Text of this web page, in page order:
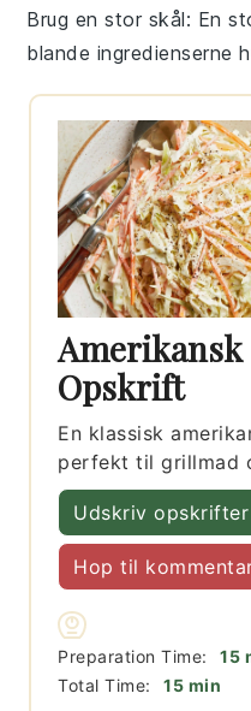
Brug en stor skål: En
blande ingredienserne
Amerikansk
Opskrift
En klassisk
perfekt til grillmad
Udskriv opskrifter
Hop til
Preparation Time: 15
Total Time:
15minutter
min